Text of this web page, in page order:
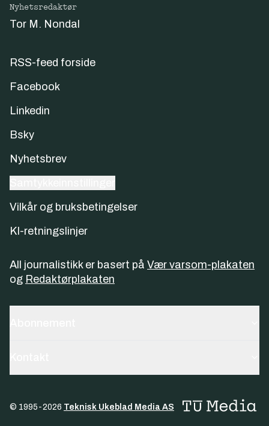
Nyhetsredaktør
Tor M. Nondal
RSS-feed forside
Facebook
Linkedin
Bsky
Nyhetsbrev
Vilkår og bruksbetingelser
KI-retningslinjer
All journalistikk er basert på Vær varsom-plakaten
og Redaktørplakaten
© 1995-2026 Teknisk Ukeblad Media AS